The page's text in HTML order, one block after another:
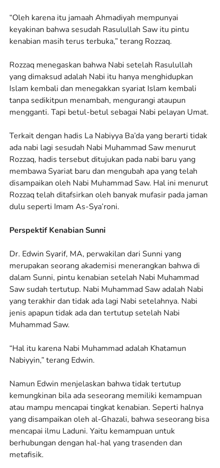
“Oleh karena itu jamaah Ahmadiyah mempunyai
keyakinan bahwa sesudah Rasulullah Saw itu pintu
kenabian masih terus terbuka,” terang Rozzaq.
Rozzaq menegaskan bahwa Nabi setelah Rasulullah
yang dimaksud adalah Nabi itu hanya menghidupkan
Islam kembali dan menegakkan syariat Islam kembali
tanpa sedikitpun menambah, mengurangi ataupun
mengganti. Tapi betul-betul sebagai Nabi pelayan Umat.
Terkait dengan hadis La Nabiyya Ba’da yang berarti tidak
ada nabi lagi sesudah Nabi Muhammad Saw menurut
Rozzaq, hadis tersebut ditujukan pada nabi baru yang
membawa Syariat baru dan mengubah apa yang telah
disampaikan oleh Nabi Muhammad Saw. Hal ini menurut
Rozzaq telah ditafsirkan oleh banyak mufasir pada jaman
dulu seperti Imam As-Sya’roni.
Perspektif Kenabian Sunni
Dr. Edwin Syarif, MA, perwakilan dari Sunni yang
merupakan seorang akademisi menerangkan bahwa di
dalam Sunni, pintu kenabian setelah Nabi Muhammad
Saw sudah tertutup. Nabi Muhammad Saw adalah Nabi
yang terakhir dan tidak ada lagi Nabi setelahnya. Nabi
jenis apapun tidak ada dan tertutup setelah Nabi
Muhammad Saw.
“Hal itu karena Nabi Muhammad adalah Khatamun
Nabiyyin,” terang Edwin.
Namun Edwin menjelaskan bahwa tidak tertutup
kemungkinan bila ada seseorang memiliki kemampuan
atau mampu mencapai tingkat kenabian. Seperti halnya
yang disampaikan oleh al-Ghazali, bahwa seseorang bisa
mencapai ilmu Laduni. Yaitu kemampuan untuk
berhubungan dengan hal-hal yang trasenden dan
metafisik.